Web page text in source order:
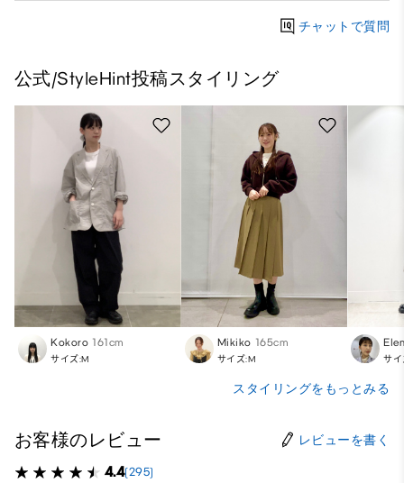
チャットで質問
公式/StyleHint投稿スタイリング
Kokoro 161cm
サイズ:M
Mikiko 165cm
サイズ:M サ
スタイリングをもっとみる
お客様のレビュー レビューを書く
4.4(295)